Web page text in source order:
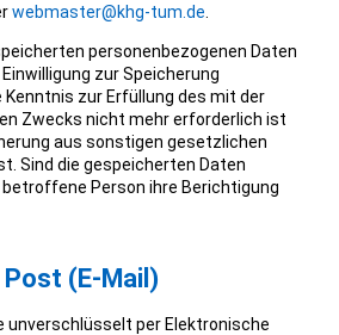
webmaster@khg-tum.de
personenbezogenen Daten
zur Speicherung
Kenntnis zur Erfüllung des mit der
Zwecks nicht mehr erforderlich ist
aus sonstigen gesetzlichen
Sind die gespeicherten Daten
Person ihre Berichtigung
(E-Mail)
unverschlüsselt per Elektronische